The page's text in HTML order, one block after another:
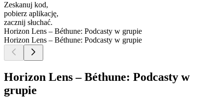
Zeskanuj kod,
pobierz aplikację,
zacznij słuchać.
Horizon Lens – Béthune: Podcasty w grupie
Horizon Lens – Béthune: Podcasty w grupie
Horizon Lens – Béthune: Podcasty w
grupie